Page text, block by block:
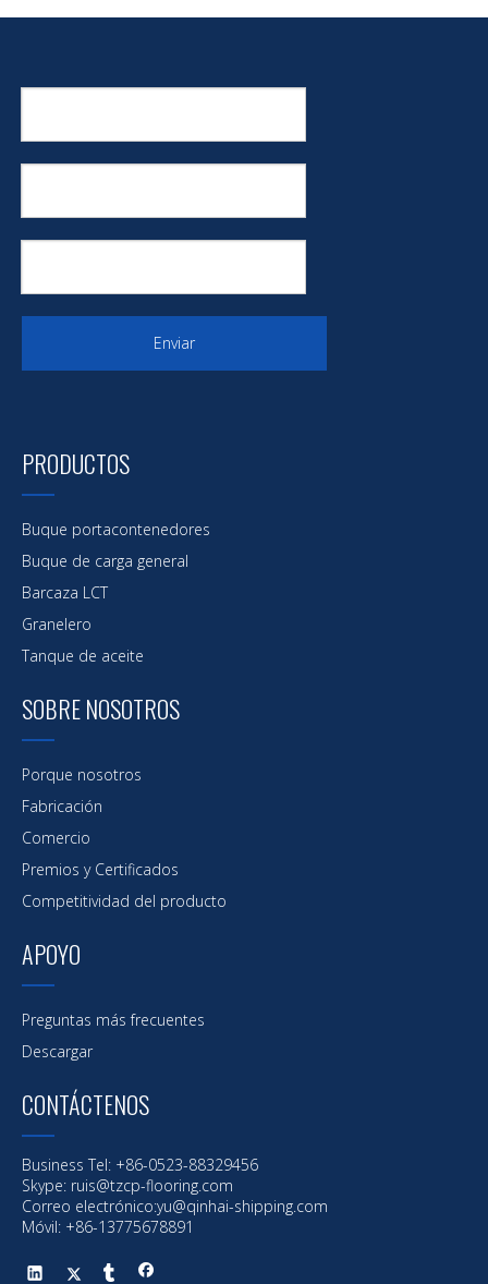
Enviar
PRODUCTOS
Buque portacontenedores
Buque de carga general
Barcaza LCT
Granelero
Tanque de aceite
SOBRE NOSOTROS
Porque nosotros
Fabricación
Comercio
Premios y Certificados
Competitividad del producto
APOYO
Preguntas más frecuentes
Descargar
CONTÁCTENOS
Business Tel: +86-0523-88329456
Skype: ruis@tzcp-flooring.com
Correo electrónico:yu@qinhai-shipping.com
Móvil: +86-13775678891